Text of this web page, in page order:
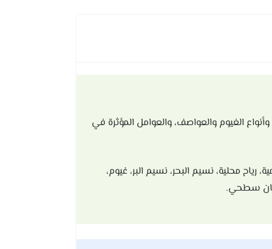
الغيوم والعواصف، والعوامل المؤثرة في
محلية، نسيم البحر، نسيم البر، غيوم،
سطحي.